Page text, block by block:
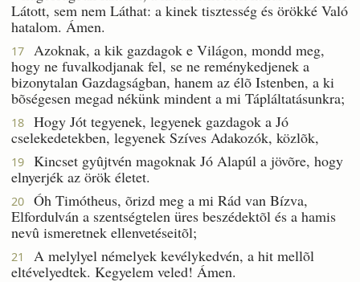
Látott, sem nem Láthat: a kinek tisztesség és örökké Való
hatalom. Ámen.
17
Azoknak, a kik gazdagok e Világon, mondd meg,
hogy ne fuvalkodjanak fel, se ne reménykedjenek a
bizonytalan Gazdagságban, hanem az élõ Istenben, a ki
bõségesen megad nékünk mindent a mi Tápláltatásunkra;
18
Hogy Jót tegyenek, legyenek gazdagok a Jó
cselekedetekben, legyenek Szíves Adakozók, közlõk,
19
Kincset gyûjtvén magoknak Jó Alapúl a jövõre, hogy
elnyerjék az örök életet.
20
Óh Timótheus, õrizd meg a mi Rád van Bízva,
Elfordulván a szentségtelen üres beszédektõl és a hamis
nevû ismeretnek ellenvetéseitõl;
21
A melylyel némelyek kevélykedvén, a hit mellõl
eltévelyedtek. Kegyelem veled! Ámen.